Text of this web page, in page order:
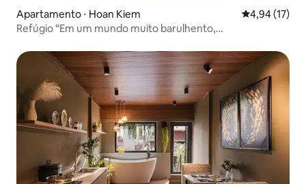
Apartamento ⋅ Hoan Kiem 4,94 de uma
4,94 (17)
Refúgio “Em um mundo muito barulhento,